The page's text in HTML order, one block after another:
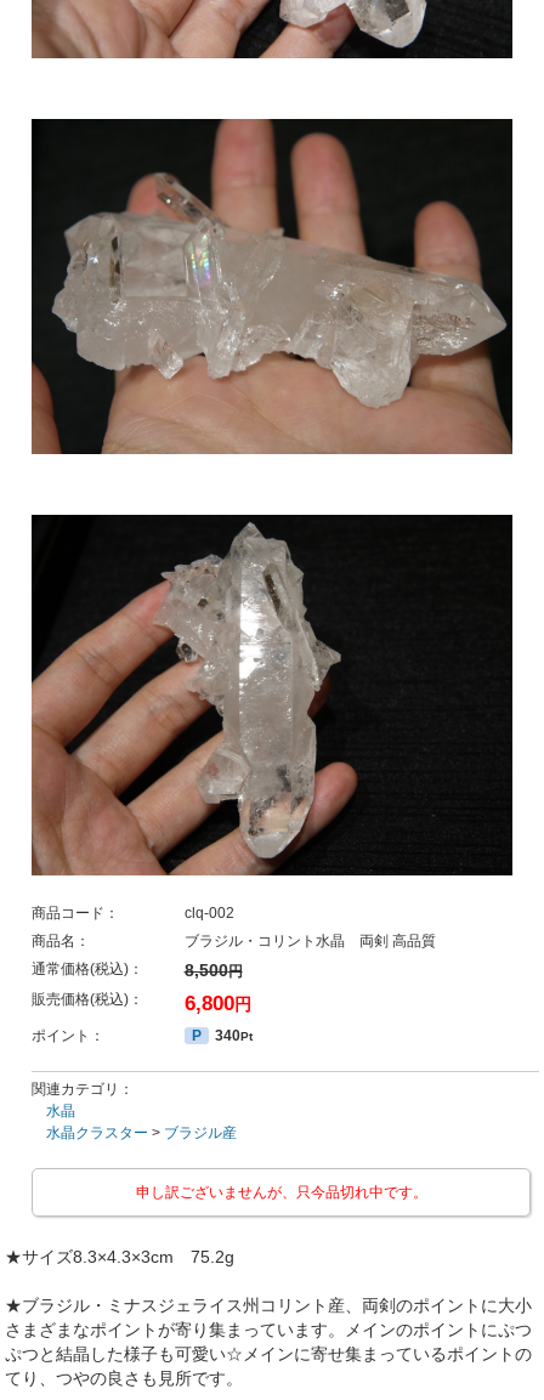
商品コード：
clq-002
商品名：
ブラジル・コリント水晶 両剣 高品質
通常価格(税込)：
8,500円
販売価格(税込)： 6,800円
ポイント： P 340Pt
関連カテゴリ：
水晶
水晶クラスター > ブラジル産
申し訳ございませんが、只今品切れ中です。
★サイズ8.3×4.3×3cm 75.2g
★ブラジル・ミナスジェライス州コリント産、両剣のポイントに大小
さまざまなポイントが寄り集まっています。メインのポイントにぷつ
ぷつと結晶した様子も可愛い☆メインに寄せ集まっているポイントの
てり、つやの良さも見所です。